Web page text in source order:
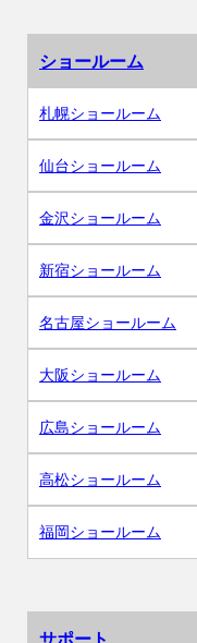
ショールーム
札幌ショールーム
仙台ショールーム
金沢ショールーム
新宿ショールーム
名古屋ショールーム
大阪ショールーム
広島ショールーム
高松ショールーム
福岡ショールーム
サポート